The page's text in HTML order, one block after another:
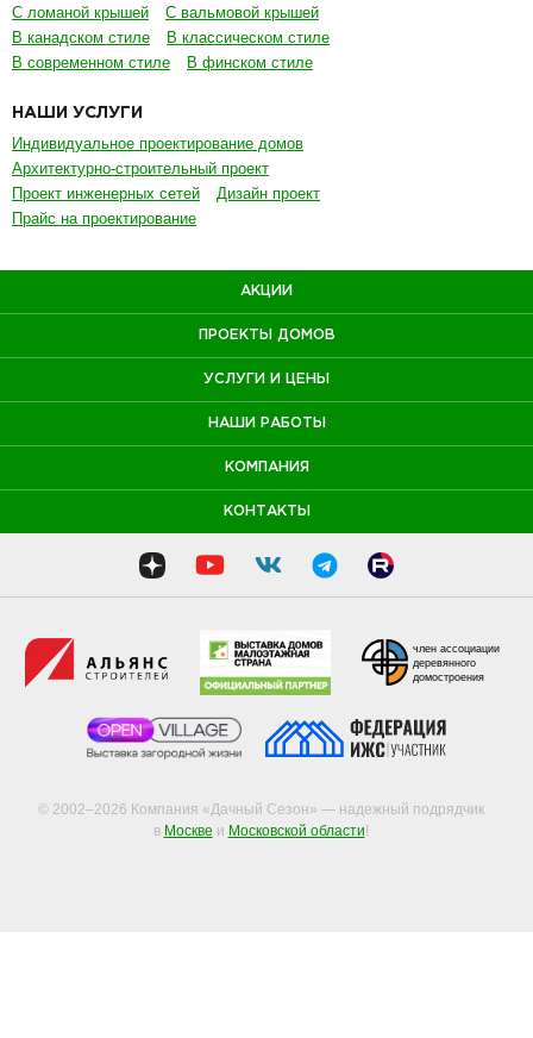
С ломаной крышей
С вальмовой крышей
В канадском стиле
В классическом стиле
В современном стиле
В финском стиле
НАШИ УСЛУГИ
Индивидуальное проектирование домов
Архитектурно-строительный проект
Проект инженерных сетей
Дизайн проект
Прайс на проектирование
АКЦИИ
ПРОЕКТЫ ДОМОВ
УСЛУГИ И ЦЕНЫ
НАШИ РАБОТЫ
КОМПАНИЯ
КОНТАКТЫ
© 2002–2026 Компания «Дачный Сезон» — надежный подрядчик
в Москве и Московской области!
член ассоциации
деревянного
домостроения